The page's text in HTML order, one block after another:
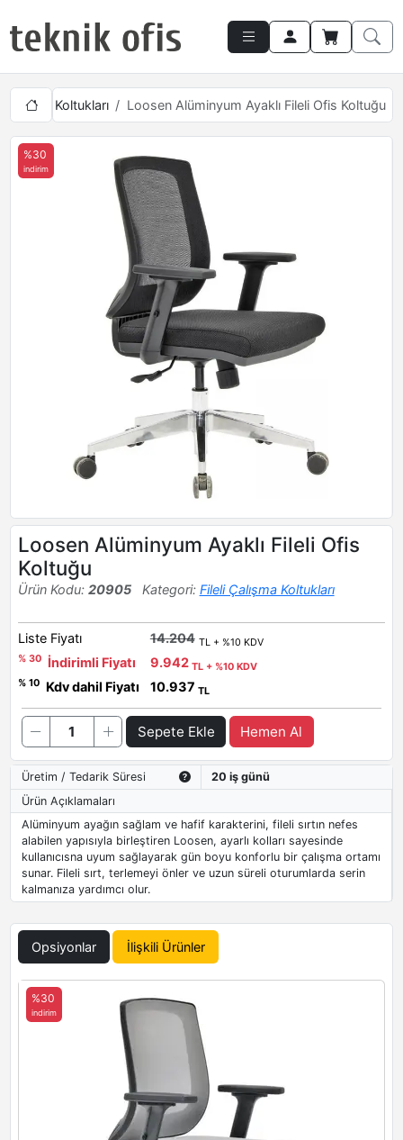
Koltukları Loosen Alüminyum Ayaklı Fileli Ofis Koltuğu
%30
indirim
Loosen Alüminyum Ayaklı Fileli Ofis
Koltuğu
Ürün Kodu: 20905 Kategori: Fileli Çalışma Koltukları
Liste Fiyatı 14.204 TL + %10 KDV
% 30
İndirimli Fiyatı 9.942 TL + %10 KDV
% 10
Kdv dahil Fiyatı 10.937 TL
Sepete Ekle Hemen Al
Üretim / Tedarik Süresi
20 iş günü
Ürün Açıklamaları
Alüminyum ayağın sağlam ve hafif karakterini, fileli sırtın nefes
alabilen yapısıyla birleştiren Loosen, ayarlı kolları sayesinde
kullanıcısna uyum sağlayarak gün boyu konforlu bir çalışma ortamı
sunar. Fileli sırt, terlemeyi önler ve uzun süreli oturumlarda serin
kalmanıza yardımcı olur.
Opsiyonlar İlişkili Ürünler
%30
indirim